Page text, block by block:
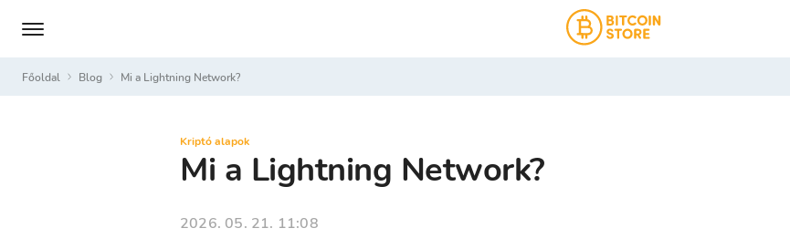
Főoldal Blog Mi a Lightning Network?
Kriptó alapok
Mi a Lightning Network?
2026. 05. 21. 11:08